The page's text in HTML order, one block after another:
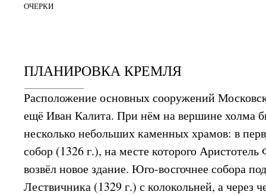
ОЧЕРКИ
ПЛАНИРОВКА КРЕМЛЯ
Расположение основных сооружений
ещё Иван Калита. При нём на вершине холма
несколько небольших каменных храмов: в
собор (1326 г.), на месте которого
возвёл новое здание. Юго-восгочнее собора
Лествичника (1329 г.) с колокольней, а через